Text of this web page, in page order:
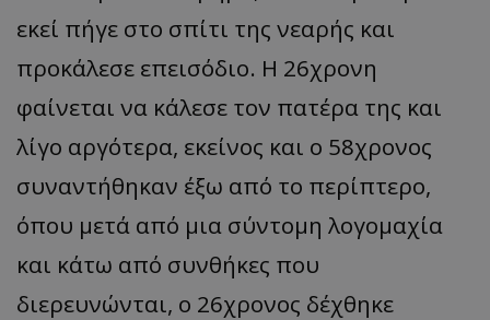
εκεί πήγε στο σπίτι της νεαρής και
προκάλεσε επεισόδιο. Η 26χρονη
φαίνεται να κάλεσε τον πατέρα της και
λίγο αργότερα, εκείνος και ο 58χρονος
συναντήθηκαν έξω από το περίπτερο,
όπου μετά από μια σύντομη λογομαχία
και κάτω από συνθήκες που
διερευνώνται, ο 26χρονος δέχθηκε